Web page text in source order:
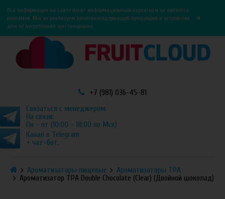
0
Вся информация на сайте носит информационный характер и не является
рекламой. Мы не реализуем никотиносодержащую продукцию и устройства
для её потребления дистанционно.
×
+7 (981) 036-45-81
Связаться с менеджером.
На связи:
Пн - пт (10:00 - 18:00 по Мск)
Канал в Telegram
+ чат-бот.
Ароматизаторы пищевые
Ароматизаторы TPA
Ароматизатор TPA Double Chocolate (Clear) (Двойной шоколад)